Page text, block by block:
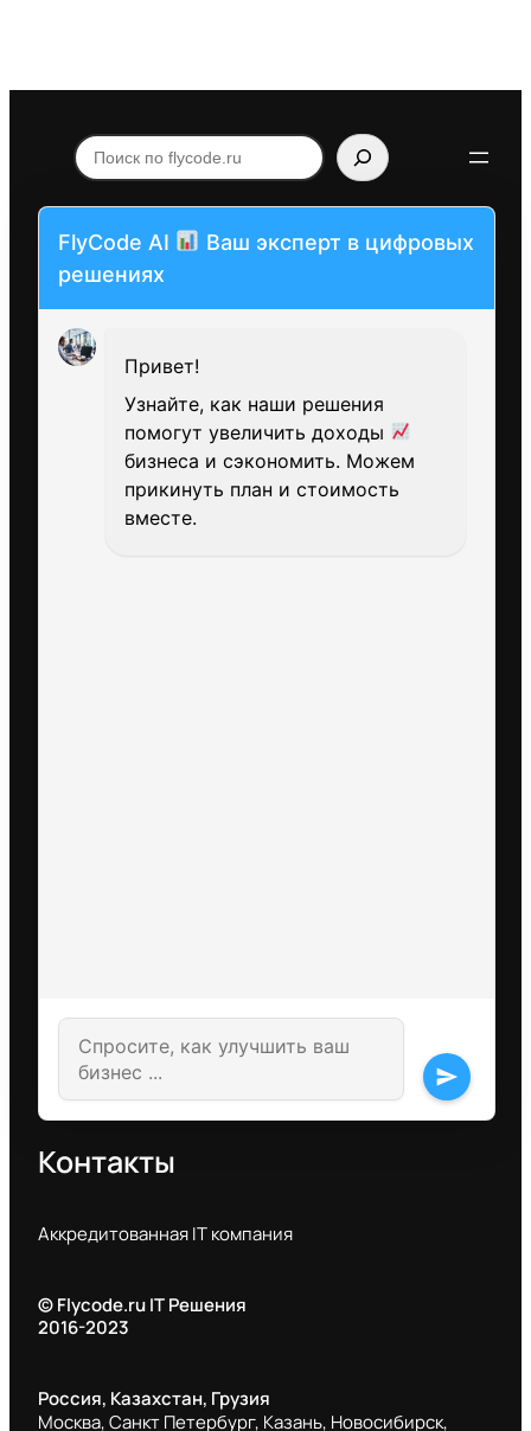
Поиск
по
FlyCode AI
Ваш эксперт в цифровых
решениях
Привет!
Узнайте, как наши решения
помогут увеличить доходы
бизнеса и сэкономить. Можем
прикинуть план и стоимость
вместе.
send
Контакты
Аккредитованная IT компания
© Flycode.ru IT Решения
2016-2023
Россия, Казахстан, Грузия
Москва, Санкт Петербург, Казань, Новосибирск,